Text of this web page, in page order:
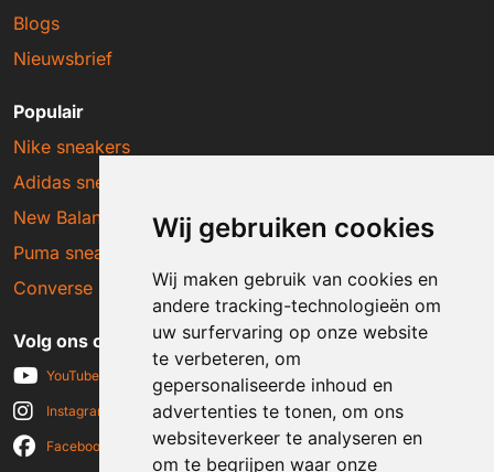
Wij gebruiken cookies
Wij maken gebruik van cookies en
andere tracking-technologieën om
uw surfervaring op onze website
te verbeteren, om
gepersonaliseerde inhoud en
advertenties te tonen, om ons
websiteverkeer te analyseren en
om te begrijpen waar onze
Blogs
Nieuwsbrief
Populair
Nike sneakers
Adidas sneakers
New Balance sneakers
Puma sneakers
Converse sneakers
Volg ons op social media
YouTube
Instagram
Facebook